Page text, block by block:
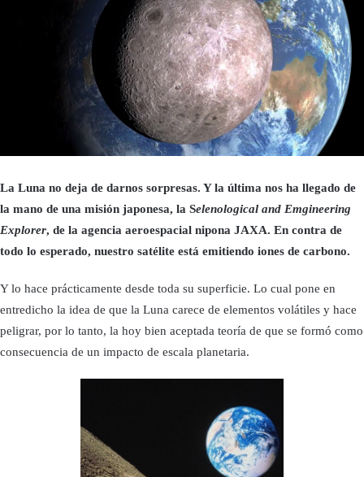
La Luna no deja de darnos sorpresas. Y la última nos ha llegado de
la mano de una misión japonesa, la Selenological and Emgineering
Explorer, de la agencia aeroespacial nipona JAXA. En contra de
todo lo esperado, nuestro satélite está emitiendo iones de carbono.
Y lo hace prácticamente desde toda su superficie. Lo cual pone en
entredicho la idea de que la Luna carece de elementos volátiles y hace
peligrar, por lo tanto, la hoy bien aceptada teoría de que se formó como
consecuencia de un impacto de escala planetaria.